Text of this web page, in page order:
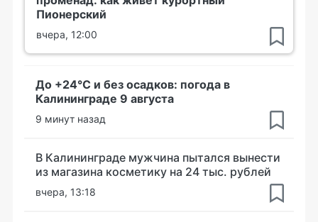
Пионерский
вчера, 12:00
До +24°С и без осадков: погода в
Калининграде 9 августа
9 минут назад
В Калининграде мужчина пытался вынести
из магазина косметику на 24 тыс. рублей
вчера, 13:18